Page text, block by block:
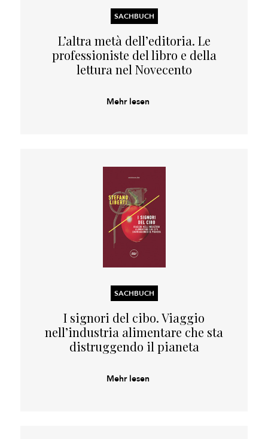
SACHBUCH
L’altra metà dell’editoria. Le
professioniste del libro e della
lettura nel Novecento
Mehr lesen
SACHBUCH
I signori del cibo. Viaggio
nell’industria alimentare che sta
distruggendo il pianeta
Mehr lesen